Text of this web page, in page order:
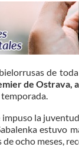
de
de Ostrava, a
la
estuvo
ocho meses,